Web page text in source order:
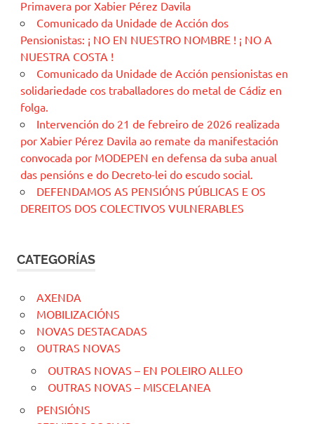
Primavera por Xabier Pérez Davila
Comunicado da Unidade de Acción dos
Pensionistas: ¡ NO EN NUESTRO NOMBRE ! ¡ NO A
NUESTRA COSTA !
Comunicado da Unidade de Acción pensionistas en
solidariedade cos traballadores do metal de Cádiz en
folga.
Intervención do 21 de febreiro de 2026 realizada
por Xabier Pérez Davila ao remate da manifestación
convocada por MODEPEN en defensa da suba anual
das pensións e do Decreto-lei do escudo social.
DEFENDAMOS AS PENSIÓNS PÚBLICAS E OS
DEREITOS DOS COLECTIVOS VULNERABLES
CATEGORÍAS
AXENDA
MOBILIZACIÓNS
NOVAS DESTACADAS
OUTRAS NOVAS
OUTRAS NOVAS – EN POLEIRO ALLEO
OUTRAS NOVAS – MISCELANEA
PENSIÓNS